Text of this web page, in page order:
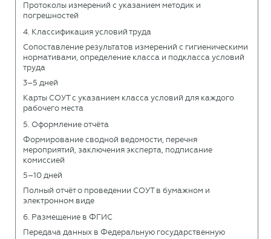
Протоколы измерений с указанием методик и
погрешностей
4. Классификация условий труда
Сопоставление результатов измерений с гигиеническими
нормативами, определение класса и подкласса условий
труда
3–5 дней
Карты СОУТ с указанием класса условий для каждого
рабочего места
5. Оформление отчёта
Формирование сводной ведомости, перечня
мероприятий, заключения эксперта, подписание
комиссией
5–10 дней
Полный отчёт о проведении СОУТ в бумажном и
электронном виде
6. Размещение в ФГИС
Передача данных в Федеральную государственную